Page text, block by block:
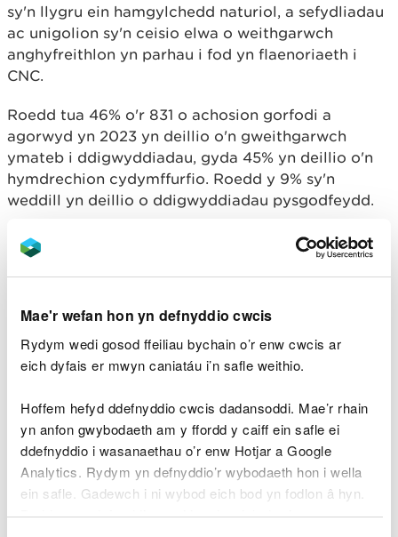
Mae'r wefan hon yn defnyddio cwcis
Rydym wedi gosod ffeiliau bychain o’r enw cwcis ar
eich dyfais er mwyn caniatáu i’n safle weithio.
Hoffem hefyd ddefnyddio cwcis dadansoddi. Mae’r rhain
yn anfon gwybodaeth am y ffordd y caiff ein safle ei
ddefnyddio i wasanaethau o’r enw Hotjar a Google
Analytics. Rydym yn defnyddio’r wybodaeth hon i wella
ein safle. Gadewch i ni wybod eich bod yn fodlon â hyn.
Byddwn yn defnyddio cwci i gadw eich dewis.
sy'n llygru ein hamgylchedd naturiol, a sefydliadau
ac unigolion sy'n ceisio elwa o weithgarwch
anghyfreithlon yn parhau i fod yn flaenoriaeth i
CNC.
Roedd tua 46% o'r 831 o achosion gorfodi a
agorwyd yn 2023 yn deillio o'n gweithgarwch
ymateb i ddigwyddiadau, gyda 45% yn deillio o'n
hymdrechion cydymffurfio. Roedd y 9% sy'n
weddill yn deillio o ddigwyddiadau pysgodfeydd.
Yn ystod 2023 daethom â 442 o achosion gorfodi i
ben, gyda 389 arall yn parhau. Arweiniodd ein
gwaith gorfodi hefyd at 85 o erlyniadau
ddirwyon o gyfanswm o £648,320.
Roedd digwyddiadau sy'n gysylltiedig â dŵr ar frig
cyfnod adrodd hwn (3,318), ac yna 3,051 o
adroddiadau o ddigwyddiadau cysylltiedig â
gwastraff - cynnydd o'r 2,454 a adroddwyd yn
2022.